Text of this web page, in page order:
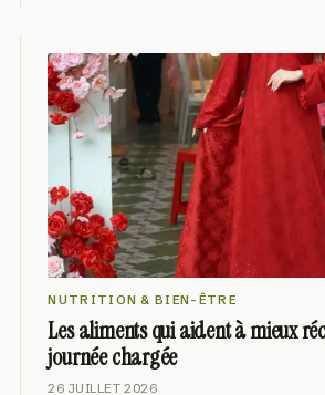
NUTRITION & BIEN-ÊTRE
Les aliments qui aident à mieux
journée chargée
26 JUILLET 2026